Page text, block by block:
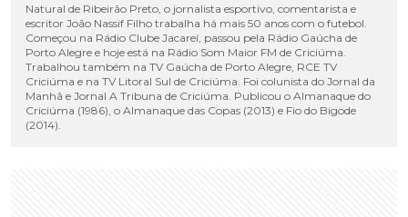
Natural de Ribeirão Preto, o jornalista esportivo, comentarista e
escritor João Nassif Filho trabalha há mais 50 anos com o futebol.
Começou na Rádio Clube Jacareí, passou pela Rádio Gaúcha de
Porto Alegre e hoje está na Rádio Som Maior FM de Criciúma.
Trabalhou também na TV Gaúcha de Porto Alegre, RCE TV
Criciúma e na TV Litoral Sul de Criciúma. Foi colunista do Jornal da
Manhã e Jornal A Tribuna de Criciúma. Publicou o Almanaque do
Criciúma (1986), o Almanaque das Copas (2013) e Fio do Bigode
(2014).